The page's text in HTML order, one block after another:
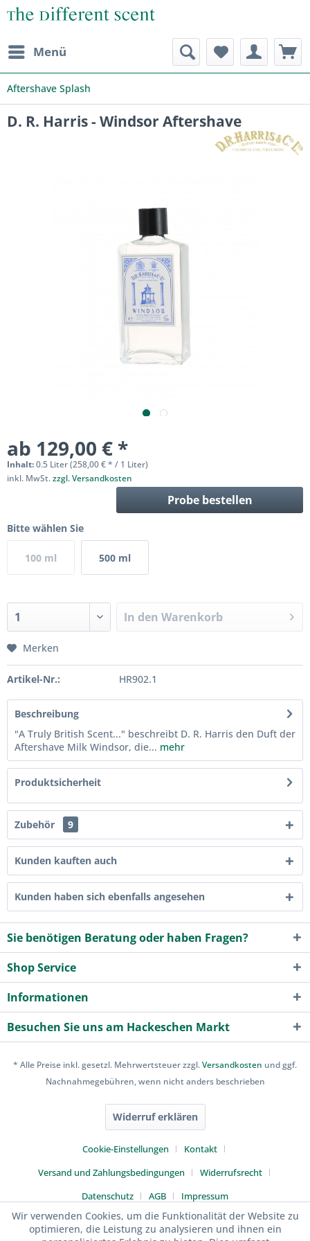
Menü
Aftershave Splash
D. R. Harris - Windsor Aftershave
ab 129,00 € *
Inhalt:0.5 Liter (258,00 € * / 1 Liter)
inkl. MwSt.zzgl. Versandkosten
Probe bestellen
Bitte wählen Sie
100 ml 500 ml
In den Warenkorb
Merken
Artikel-Nr.: HR902.1
Beschreibung
"A Truly British Scent..." beschreibt D. R. Harris den Duft der
Aftershave Milk Windsor, die... mehr
Produktsicherheit
Zubehör 9
Kunden kauften auch
Kunden haben sich ebenfalls angesehen
Sie benötigen Beratung oder haben Fragen?
Shop Service
Informationen
Besuchen Sie uns am Hackeschen Markt
* Alle Preise inkl. gesetzl. Mehrwertsteuer zzgl.Versandkosten und ggf.
Nachnahmegebühren, wenn nicht anders beschrieben
Widerruf erklären
Cookie-Einstellungen
Kontakt
Versand und Zahlungsbedingungen
Widerrufsrecht
Datenschutz
AGB Impressum
Wir verwenden Cookies, um die Funktionalität der Website zu
optimieren, die Leistung zu analysieren und ihnen ein